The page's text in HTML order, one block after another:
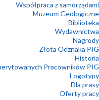
Współpraca z samorządami
Muzeum Geologiczne
Biblioteka
Wydawnictwa
Nagrody
Złota Odznaka PIG
Historia
Pracowników PIG
Logotypy
Dla prasy
Oferty pracy